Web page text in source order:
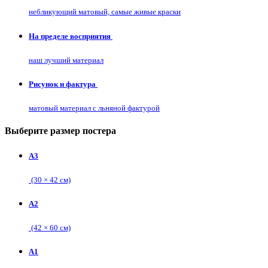
небликующий матовый, самые живые краски
На пределе восприятия
наш лучший материал
Рисунок и фактура
матовый материал с льняной фактурой
Выберите размер постера
А3
(30 × 42 см)
А2
(42 × 60 см)
А1